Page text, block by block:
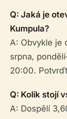
Q: Jaká je
Kumpula?
A: Obvykle je
srpna,
20:00.
Q: Kolik stojí
A: Dospělí